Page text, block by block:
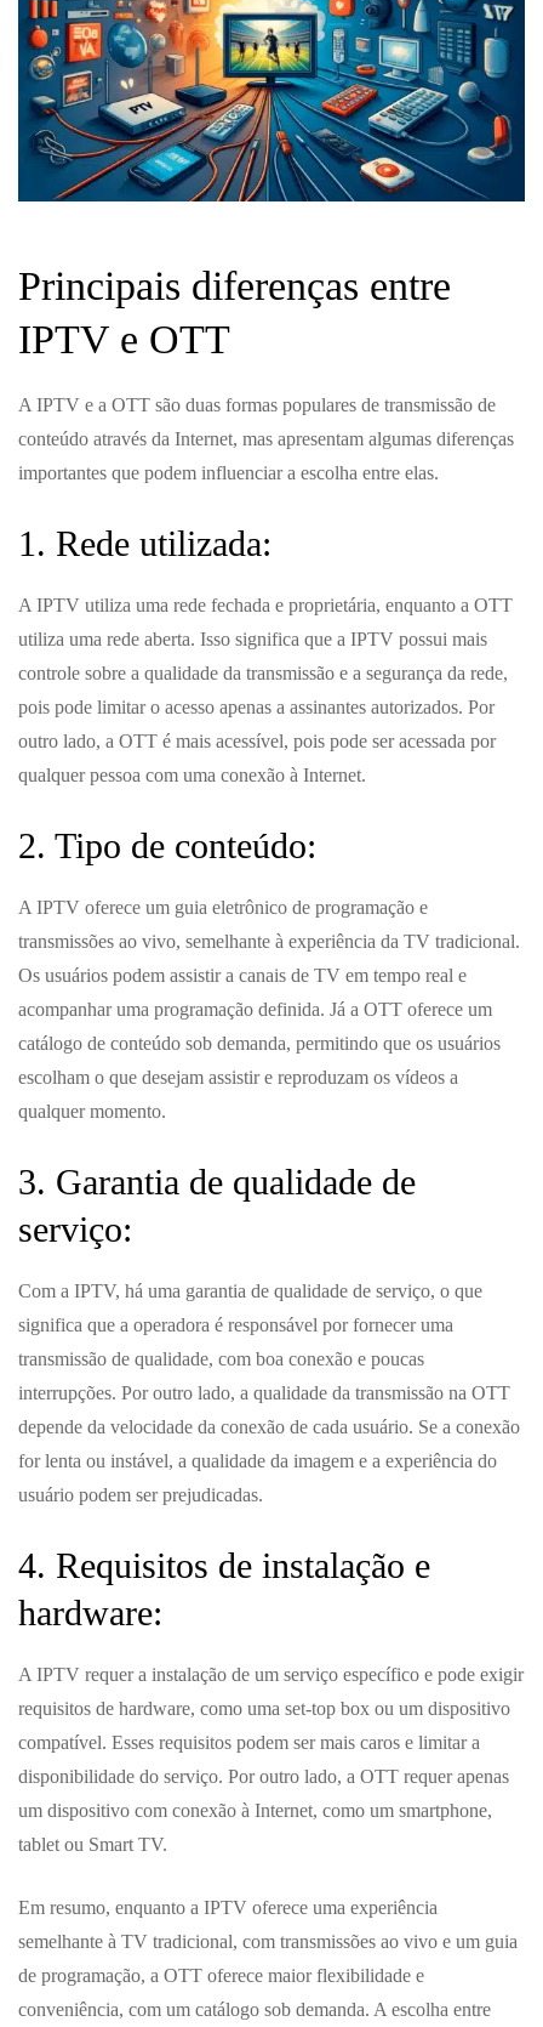
Principais diferenças entre
IPTV e OTT
A IPTV e a OTT são duas formas populares de transmissão de
conteúdo através da Internet, mas apresentam algumas diferenças
importantes que podem influenciar a escolha entre elas.
1. Rede utilizada:
A IPTV utiliza uma rede fechada e proprietária, enquanto a OTT
utiliza uma rede aberta. Isso significa que a IPTV possui mais
controle sobre a qualidade da transmissão e a segurança da rede,
pois pode limitar o acesso apenas a assinantes autorizados. Por
outro lado, a OTT é mais acessível, pois pode ser acessada por
qualquer pessoa com uma conexão à Internet.
2. Tipo de conteúdo:
A IPTV oferece um guia eletrônico de programação e
transmissões ao vivo, semelhante à experiência da TV tradicional.
Os usuários podem assistir a canais de TV em tempo real e
acompanhar uma programação definida. Já a OTT oferece um
catálogo de conteúdo sob demanda, permitindo que os usuários
escolham o que desejam assistir e reproduzam os vídeos a
qualquer momento.
3. Garantia de qualidade de
serviço:
Com a IPTV, há uma garantia de qualidade de serviço, o que
significa que a operadora é responsável por fornecer uma
transmissão de qualidade, com boa conexão e poucas
interrupções. Por outro lado, a qualidade da transmissão na OTT
depende da velocidade da conexão de cada usuário. Se a conexão
for lenta ou instável, a qualidade da imagem e a experiência do
usuário podem ser prejudicadas.
4. Requisitos de instalação e
hardware:
A IPTV requer a instalação de um serviço específico e pode exigir
requisitos de hardware, como uma set-top box ou um dispositivo
compatível. Esses requisitos podem ser mais caros e limitar a
disponibilidade do serviço. Por outro lado, a OTT requer apenas
um dispositivo com conexão à Internet, como um smartphone,
tablet ou Smart TV.
Em resumo, enquanto a IPTV oferece uma experiência
semelhante à TV tradicional, com transmissões ao vivo e um guia
de programação, a OTT oferece maior flexibilidade e
conveniência, com um catálogo sob demanda. A escolha entre